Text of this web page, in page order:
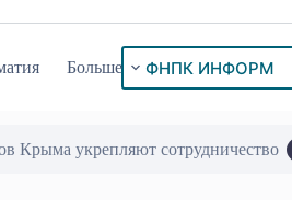
Больше ФНПК ИНФОРМ
Крыма укрепляют сотрудничество